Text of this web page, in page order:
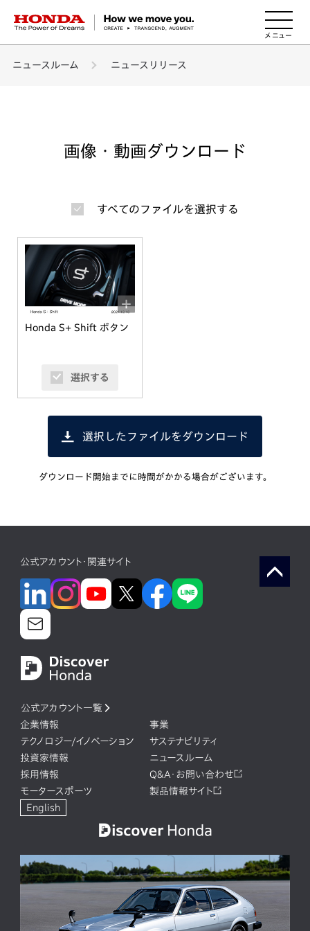
HONDA The Power of Dreams
ニュースルーム ニュースリリース
画像・動画ダウンロード
すべてのファイルを選択する
Honda S+ Shift ボタン
選択する
選択したファイルをダウンロード
ダウンロード開始までに時間がかかる場合がございます。
公式アカウント・関連サイト
公式アカウント一覧
企業情報
事業
テクノロジー/イノベーション
サステナビリティ
投資家情報
ニュースルーム
採用情報
Q&A・お問い合わせ
モータースポーツ
製品情報サイト
English